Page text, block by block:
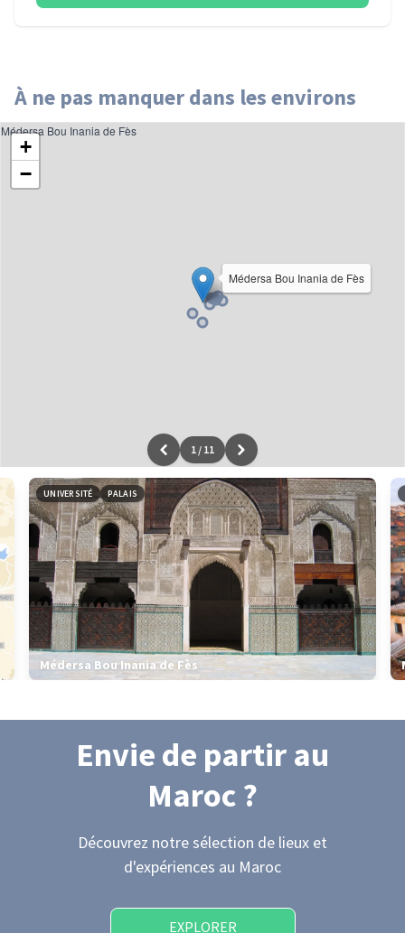
À ne pas manquer dans les environs
Médersa Bou Inania de Fès
+
−
Leaflet|données ©OpenStreetMap/ODbL - renduOSM France
Médersa Bou Inania de Fès
1 / 11
UNIVERSITÉ PALAIS
Médersa Bou Inania de Fès
Envie de partir au
Maroc ?
Découvrez notre sélection de lieux et
d'expériences au Maroc
EXPLORER